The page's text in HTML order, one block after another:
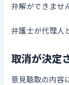
弁解ができませ
弁護士が代理人
取消が決定
意見聴取の内容